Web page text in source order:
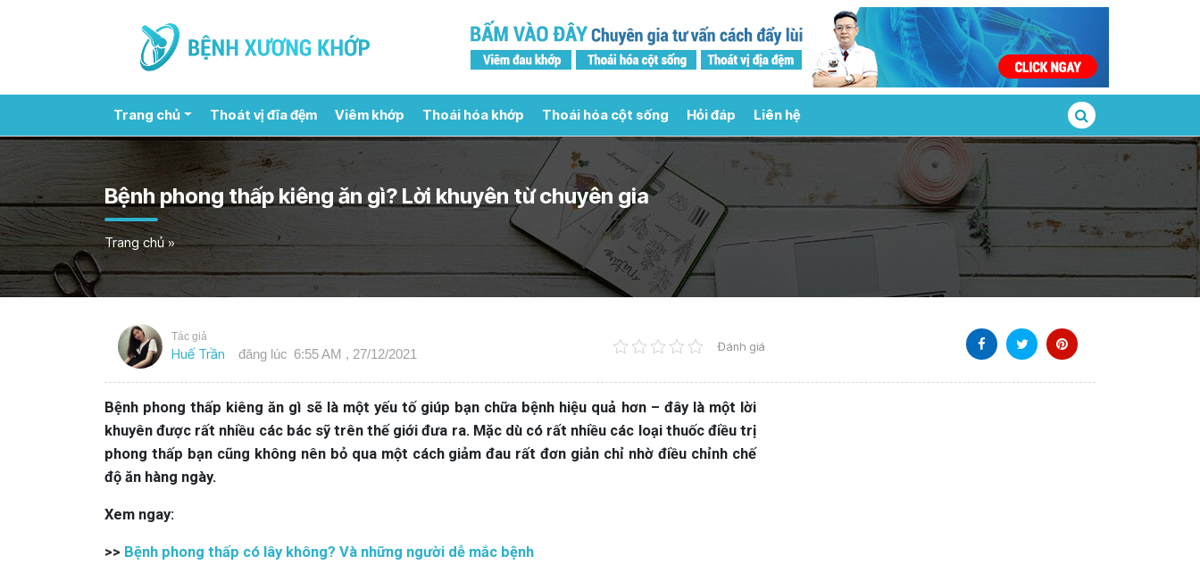
Trang chủ Thoát vị đĩa đệm Viêm khớp Thoái hóa khớp Thoái hóa cột sống Hỏi đáp Liên hệ
Bệnh phong thấp kiêng ăn gì? Lời khuyên từ chuyên gia
Trang chủ»
Tác giả
Huế Trần đăng lúc 6:55 AM , 27/12/2021 Đánh giá
Bệnh phong thấp kiêng ăn gì sẽ là một yếu tố giúp bạn chữa bệnh hiệu quả hơn – đây là một lời
khuyên được rất nhiều các bác sỹ trên thế giới đưa ra. Mặc dù có rất nhiều các loại thuốc điều trị
phong thấp bạn cũng không nên bỏ qua một cách giảm đau rất đơn giản chỉ nhờ điều chỉnh chế
độ ăn hàng ngày.
Xem ngay:
>> Bệnh phong thấp có lây không? Và những người dễ mắc bệnh